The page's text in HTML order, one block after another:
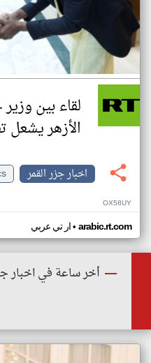
لقاء بين
الأزهر يشعل
اخبار جزر القمر
OX58UY
ار تي عربي• arabic.rt.com
أخر ساعة في اخبار